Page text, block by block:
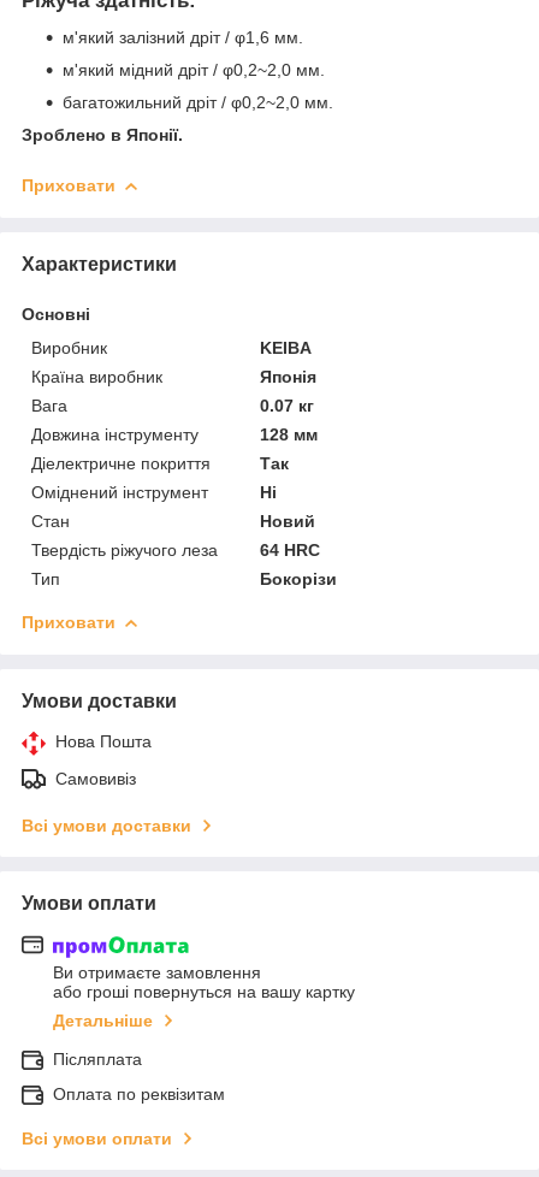
м'який залізний дріт / φ1,6 мм.
м'який мідний дріт / φ0,2~2,0 мм.
багатожильний дріт / φ0,2~2,0 мм.
Зроблено в Японії.
Приховати
Характеристики
Основні
Виробник
KEIBA
Країна виробник
Японія
Вага
0.07 кг
Довжина інструменту
128 мм
Діелектричне покриття
Так
Оміднений інструмент
Ні
Стан
Новий
Твердість ріжучого леза
64 HRC
Тип
Бокорізи
Приховати
Умови доставки
Нова Пошта
Самовивіз
Всі умови доставки
Умови оплати
Ви отримаєте замовлення
або гроші повернуться на вашу картку
Детальніше
Післяплата
Оплата по реквізитам
Всі умови оплати